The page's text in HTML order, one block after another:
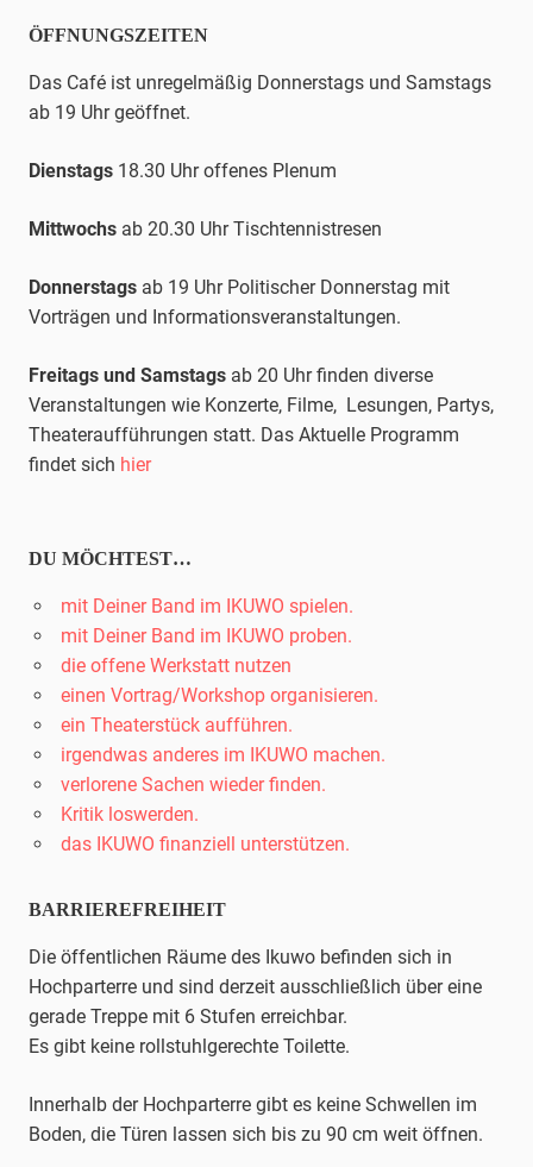
ÖFFNUNGSZEITEN
Das Café ist unregelmäßig Donnerstags und Samstags
ab 19 Uhr geöffnet.
Dienstags 18.30 Uhr offenes Plenum
Mittwochs ab 20.30 UhrTischtennistresen
Donnerstags ab 19 Uhr Politischer Donnerstag mit
Vorträgen und Informationsveranstaltungen.
Freitags und Samstags ab 20 Uhr finden diverse
Veranstaltungen wie Konzerte, Filme, Lesungen, Partys,
Theateraufführungen statt. Das Aktuelle Programm
findet sich hier
DU MÖCHTEST…
mit Deiner Band im IKUWO spielen.
mit Deiner Band im IKUWO proben.
die offene Werkstatt nutzen
einen Vortrag/Workshop organisieren.
ein Theaterstück aufführen.
irgendwas anderes im IKUWO machen.
verlorene Sachen wieder finden.
Kritik loswerden.
das IKUWO finanziell unterstützen.
BARRIEREFREIHEIT
Die öffentlichen Räume des Ikuwo befinden sich in
Hochparterre und sind derzeit ausschließlich über eine
gerade Treppe mit 6 Stufen erreichbar.
Es gibt keine rollstuhlgerechte Toilette.
Innerhalb der Hochparterre gibt es keine Schwellen im
Boden, die Türen lassen sich bis zu 90 cm weit öffnen.